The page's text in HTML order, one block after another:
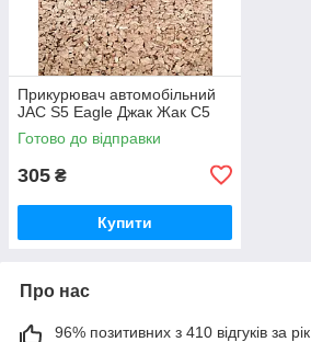
Прикурювач автомобільний
JAC S5 Eagle Джак Жак С5
Готово до відправки
305 ₴
Купити
Про нас
96% позитивних з 410 відгуків за рік